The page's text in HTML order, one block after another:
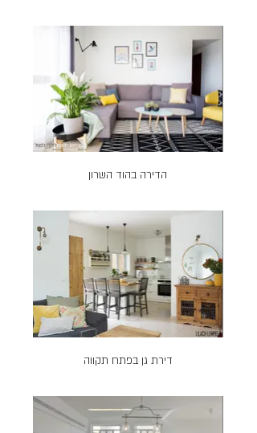
הדירה בהוד השרון
דירת גן בפתח תקווה